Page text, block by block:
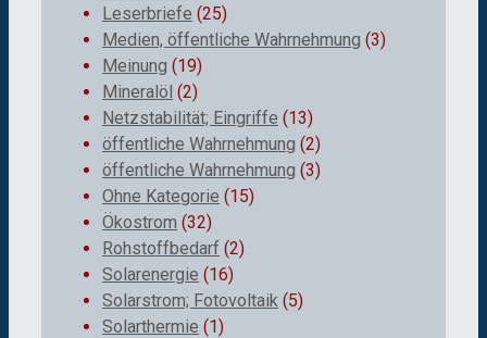
Leserbriefe (25)
Medien, öffentliche Wahrnehmung (3)
Meinung (19)
Mineralöl (2)
Netzstabilität; Eingriffe (13)
öffentliche Wahrnehmung (2)
öffentliche Wahrnehmung (3)
Ohne Kategorie (15)
Ökostrom (32)
Rohstoffbedarf (2)
Solarenergie (16)
Solarstrom; Fotovoltaik (5)
Solarthermie (1)